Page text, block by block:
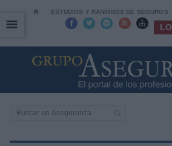
⌂ ESTUDIOS Y RANKINGS DE SEGUROS
    
☰
☰